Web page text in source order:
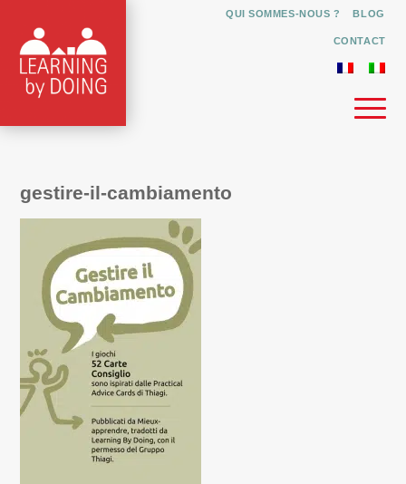
QUI SOMMES-NOUS ? BLOG
CONTACT
gestire-il-cambiamento